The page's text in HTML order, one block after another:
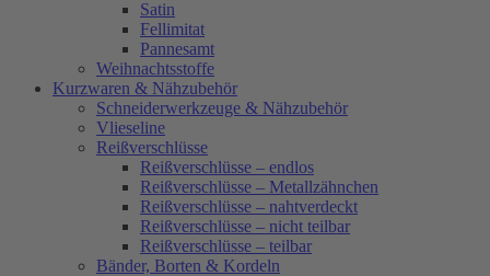
Satin
Fellimitat
Pannesamt
Weihnachtsstoffe
Kurzwaren & Nähzubehör
Schneiderwerkzeuge & Nähzubehör
Vlieseline
Reißverschlüsse
Reißverschlüsse – endlos
Reißverschlüsse – Metallzähnchen
Reißverschlüsse – nahtverdeckt
Reißverschlüsse – nicht teilbar
Reißverschlüsse – teilbar
Bänder, Borten & Kordeln